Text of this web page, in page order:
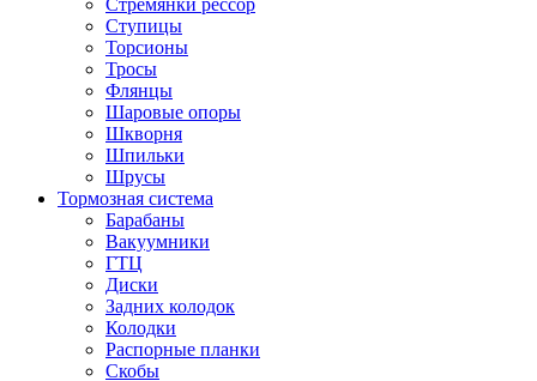
Стремянки рессор
Ступицы
Торсионы
Тросы
Флянцы
Шаровые опоры
Шкворня
Шпильки
Шрусы
Тормозная система
Барабаны
Вакуумники
ГТЦ
Диски
Задних колодок
Колодки
Распорные планки
Скобы